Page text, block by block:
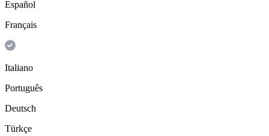
Español
Français
Italiano
Português
Deutsch
Türkçe